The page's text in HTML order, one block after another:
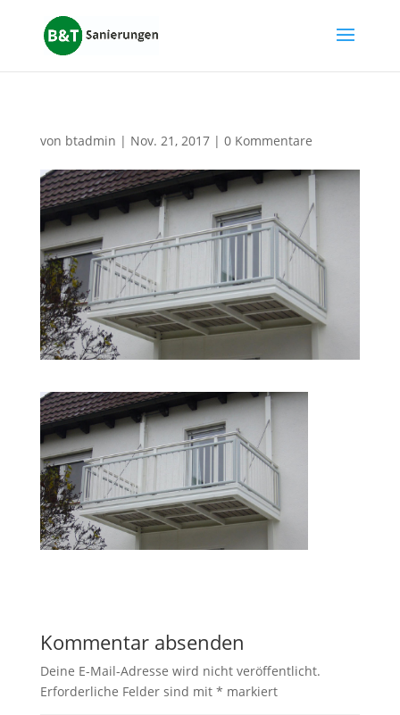
von btadmin | Nov. 21, 2017| 0 Kommentare
Kommentar absenden
Deine E-Mail-Adresse wird nicht veröffentlicht.
Erforderliche Felder sind mit * markiert